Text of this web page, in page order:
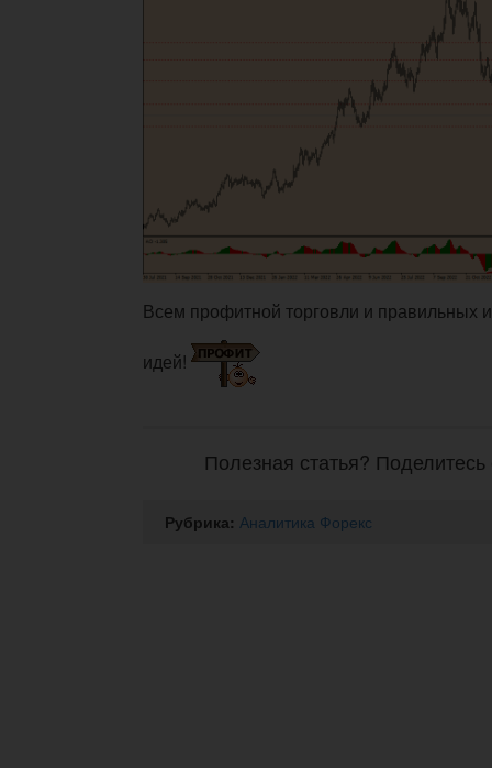
Всем профитной торговли и правильных
идей!
Полезная статья?
Рубрика: Аналитика Форекс